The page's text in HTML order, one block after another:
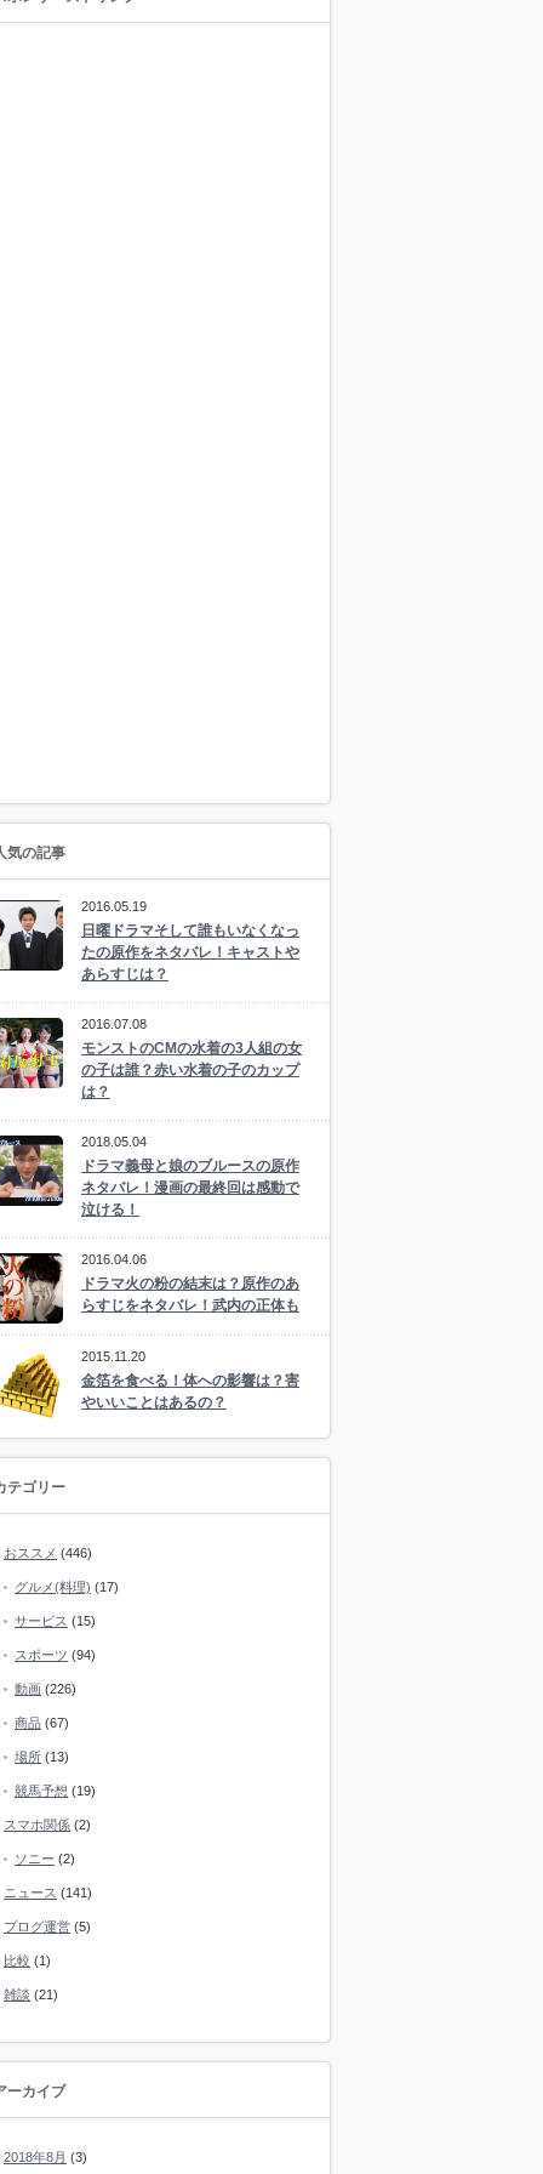
気の記事
2016.05.19
日曜ドラマそして誰もいなくなっ
たの原作をネタバレ！キャストや
あらすじは？
2016.07.08
モンストのCMの水着の3人組の女
の子は誰？赤い水着の子のカップ
は？
2018.05.04
ドラマ義母と娘のブルースの原作
ネタバレ！漫画の最終回は感動で
泣ける！
2016.04.06
ドラマ火の粉の結末は？原作のあ
らすじをネタバレ！武内の正体も
2015.11.20
金箔を食べる！体への影響は？害
やいいことはあるの？
テゴリー
おススメ (446)
グルメ(料理) (17)
サービス (15)
スポーツ (94)
動画 (226)
商品 (67)
場所 (13)
競馬予想 (19)
スマホ関係 (2)
ソニー (2)
ニュース (141)
ブログ運営 (5)
比較 (1)
雑談 (21)
ーカイブ
2018年8月 (3)